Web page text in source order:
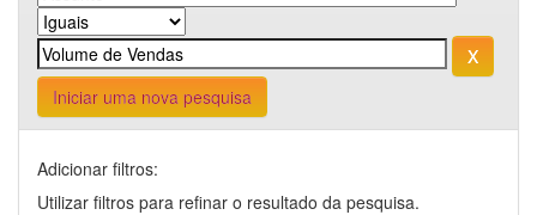
Iniciar uma nova pesquisa
Adicionar filtros:
Utilizar filtros para refinar o resultado da pesquisa.